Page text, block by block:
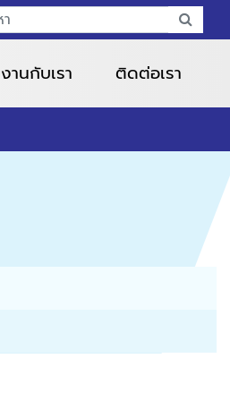
านกับเรา ติดต่อเรา